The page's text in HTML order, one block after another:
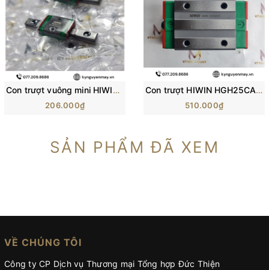
Con trượt vuông mini HIWIN MGN-C | Block trượt MGN5C, MGN7C, MGN12C
206.000₫
Con trượt HIWIN HGH25CA/ H25C/ HG25 (84x48x40mm)
510.000₫
SẢN PHẨM ĐÃ XEM
VỀ CHÚNG TÔI
Công ty CP Dịch vụ Thương mại Tổng hợp Đức Thiện